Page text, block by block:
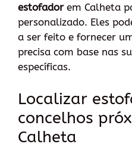
estofadorem Calheta
personalizado. Eles
a ser feito e fornecer
precisa com base nas
específicas.
Localizar
concelhos
Calheta